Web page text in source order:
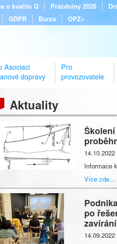
o kvalitu Q Prázdniny 2026
GDPR Burza OPZ+
Asociaci
dopravy
Pro
provozovatele
Aktuality
14.10.2022
Informace
Více zde...
po
14.09.2022